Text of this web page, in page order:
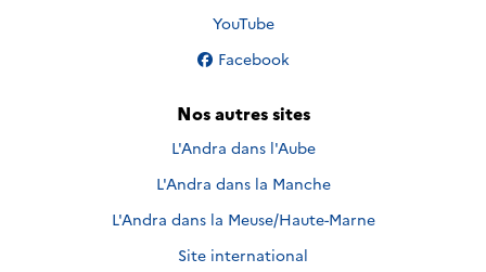
Nous suivre sur
YouTube
Nous suivre sur
Facebook
Nos autres sites
L'Andra dans l'Aube
L'Andra dans la Manche
L'Andra dans la Meuse/Haute-Marne
Site international